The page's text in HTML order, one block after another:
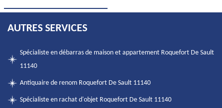
AUTRES SERVICES
Spécialiste en débarras de maison et appartement Roquefort De Sault
11140
Antiquaire de renom Roquefort De Sault 11140
Spécialiste en rachat d'objet Roquefort De Sault 11140